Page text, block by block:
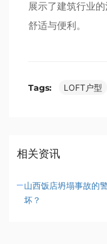
展示了建筑行业
舒适与便利。
Tags: LOFT户型
相关资讯
山西饭店坍塌事故的
坏？